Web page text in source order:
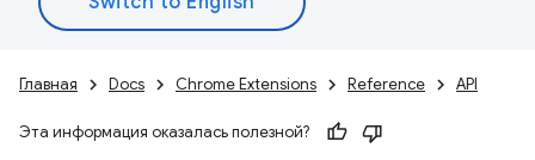
Главная Docs Chrome Extensions Reference API
Эта информация оказалась полезной?